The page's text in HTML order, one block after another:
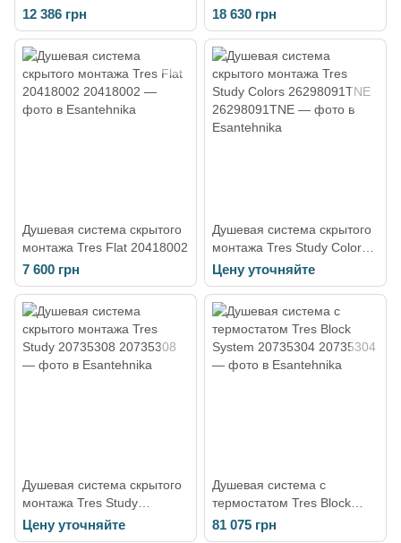
12 386 грн 18 630 грн
Душевая система скрытого
монтажа Tres Flat 20418002
7 600 грн
Душевая система скрытого
монтажа Tres Study Colors
26298091TNE
Цену уточняйте
Душевая система скрытого
монтажа Tres Study
20735308
Цену уточняйте
Душевая система с
термостатом Tres Block
System 20735304
81 075 грн